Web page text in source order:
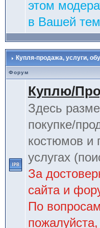
этом
в Вашей
Купля-продажа, услуги,
Форум
Куплю/
Здесь
покупке/
костюмов и
услугах
За
сайта и
По